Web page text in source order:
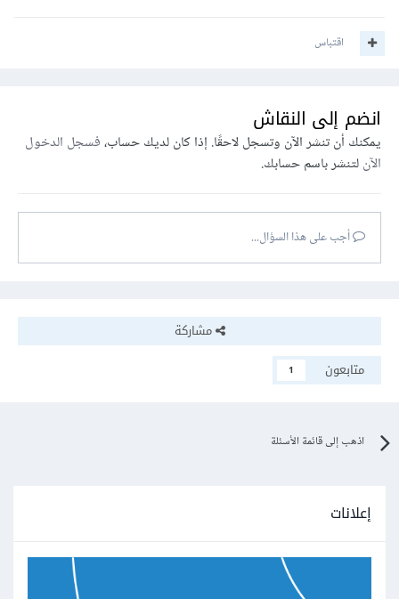
اقتباس
انضم إلى النقاش
يمكنك أن تنشر الآن وتسجل لاحقًا. إذا كان لديك حساب،فسجل الدخول
الآنلتنشر باسم حسابك.
أجب على هذا السؤال...
مشاركة
متابعون
1
اذهب إلى قائمة الأسئلة
إعلانات